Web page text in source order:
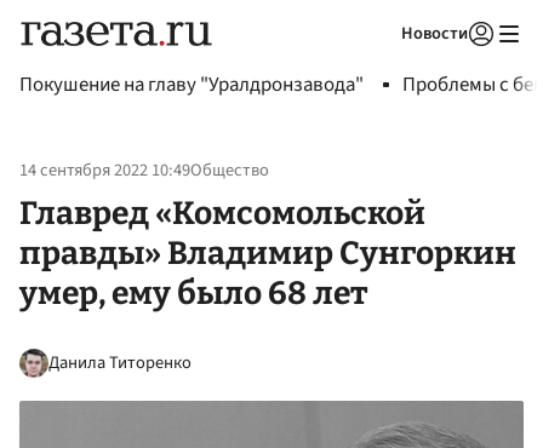
Новости
Покушение на главу "Уралдронзавода" Проблемы с
14 сентября 2022 10:49Общество
Главред «Комсомольской
правды» Владимир Сунгоркин
умер, ему было 68 лет
Данила Титоренко